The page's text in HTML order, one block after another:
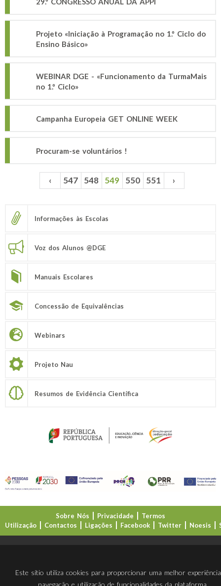
Projeto «Iniciação à Programação no 1.º Ciclo do
Ensino Básico»
WEBINAR DGE - «Funcionamento da TurmaMais
no 1.º Ciclo»
Campanha Europeia GET ONLINE WEEK
Procuram-se voluntários !
Páginas ‹ 547 548 549 550 551 ›
Informações às Escolas
Voz dos Alunos @DGE
Manuais Escolares
Concessão de Equivalências
Webinars
Projeto Nau
Resumos de Evidência Científica
Sobre Nós Privacidade
Termos
Utilização
Contactos Ligações Facebook Twitter Noesis
Este sítio utiliza cookies para proporcionar uma melhor
navegação e utilização de funcionalidades da plataforma.